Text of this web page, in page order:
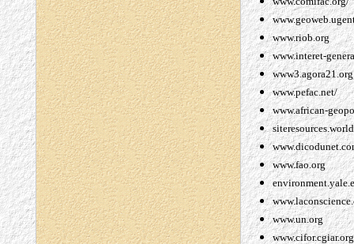
www.riob.org
www.interet-
www3.agora21.org
www.pefac.net/
www.african-
www.fao.org
www.un.org
www.cifor.cgiar.org